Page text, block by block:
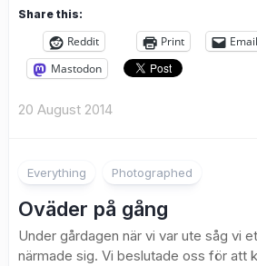
Share this:
Reddit Print Email
Mastodon
20 August 2014
Everything Photographed
Oväder på gång
Under gårdagen när vi var ute såg vi
närmade sig. Vi beslutade oss för att